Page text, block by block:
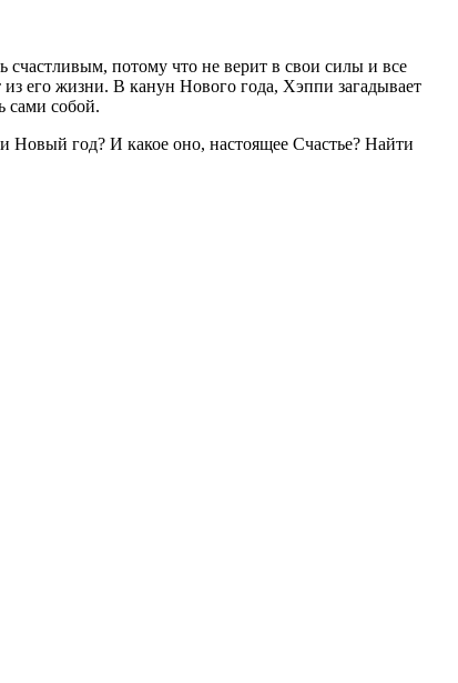
счастливым, потому что не верит в свои силы и все
из его жизни. В канун Нового года, Хэппи загадывает
сами собой.
год? И какое оно, настоящее Счастье? Найти